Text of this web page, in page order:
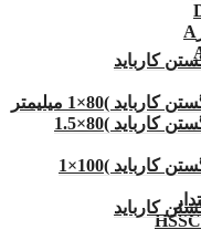
کارباید
)80×1 میلیمتر
فرز اره ای تمام الماس ( تنگستن کارباید )80×1.5
فرز اره ای تمام الماس ( تنگستن کارباید )100×1
کارباید